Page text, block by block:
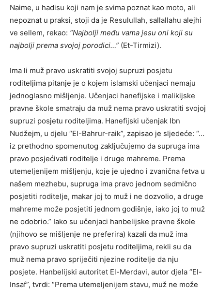
Naime, u hadisu koji nam je svima poznat kao moto, ali
nepoznat u praksi, stoji da je Resulullah, sallallahu alejhi
ve sellem, rekao: “Najbolji među vama jesu oni koji su
najbolji prema svojoj porodici…” (Et-Tirmizi).
Ima li muž pravo uskratiti svojoj supruzi posjetu
roditeljima pitanje je o kojem islamski učenjaci nemaju
jednoglasno mišljenje. Učenjaci hanefijske i malikijske
pravne škole smatraju da muž nema pravo uskratiti svojoj
supruzi posjetu roditeljima. Hanefijski učenjak Ibn
Nudžejm, u djelu “El-Bahrur-raik”, zapisao je sljedeće: “…
iz prethodno spomenutog zaključujemo da supruga ima
pravo posjećivati roditelje i druge mahreme. Prema
utemeljenijem mišljenju, koje je ujedno i zvanična fetva u
našem mezhebu, supruga ima pravo jednom sedmično
posjetiti roditelje, makar joj to muž i ne dozvolio, a druge
mahreme može posjetiti jednom godišnje, iako joj to muž
ne odobrio.” Iako su učenjaci hanbelijske pravne škole
(njihovo se mišljenje ne preferira) kazali da muž ima
pravo supruzi uskratiti posjetu roditeljima, rekli su da
muž nema pravo spriječiti njezine roditelje da nju
posjete. Hanbelijski autoritet El-Merdavi, autor djela “El-
Insaf”, tvrdi: “Prema utemeljenijem stavu, muž ne može